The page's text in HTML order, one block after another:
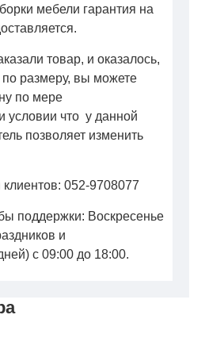
мебели гарантия на
товар, и оказалось,
по размеру, вы можете
по мере
условии что у данной
позволяет изменить
052-9708077
поддержки: Воскресенье
и
с 09:00 до 18:00.